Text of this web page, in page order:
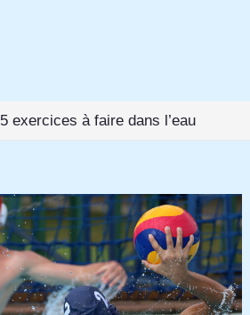
5 exercices à faire dans l’eau